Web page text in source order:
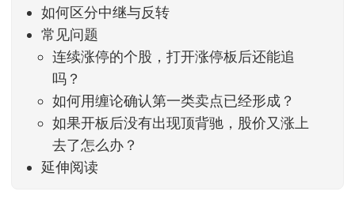
如何区分中继与反转
常见问题
连续涨停的个股，打开涨停板后还能追
吗？
如何用缠论确认第一类卖点已经形成？
如果开板后没有出现顶背驰，股价又涨上
去了怎么办？
延伸阅读